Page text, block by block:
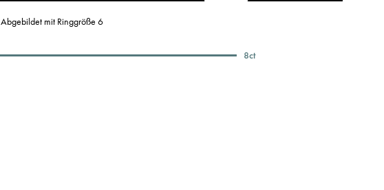
Abgebildet mit Ringgröße 6
8ct